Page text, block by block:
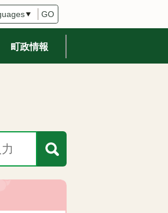
GO
町政情報